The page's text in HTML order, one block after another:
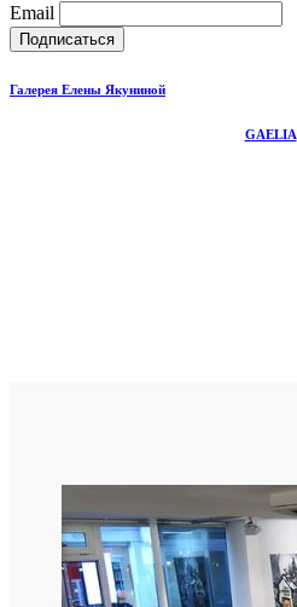
Email
Галерея Елены Якуниной
GAELIA